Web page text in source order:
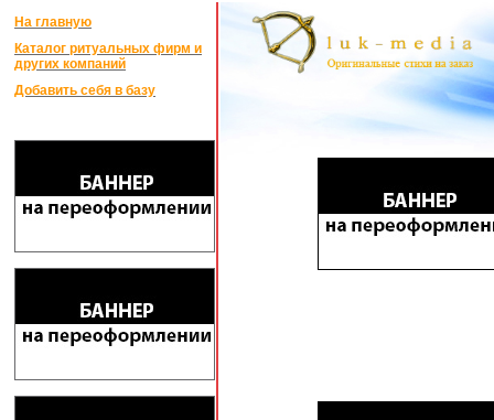
На главную
Каталог ритуальных фирм и
других компаний
Добавить себя в базу